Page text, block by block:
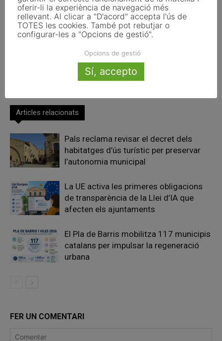
Alcaldes de Junts fan saber a
L’AMB i l’ajuntament de Sant
Cugat firmen el conveni pel
Articles relacionats
Pals reclama revisar el decret dels
habitatges d’ús turístic per preservar
l’autonomia municipal
La UE activa les primeres obligacions
de transparència de la Llei d’IA que
afecten els ajuntaments
El Pla de Barris mobilitza 117 municipis
catalans per impulsar la regeneració
urbana
FER UN COMENTARI
oferir-li la experiència de navegació més
rellevant. Al clicar a "D'acord" accepta l'ús de
TOTES les cookies. També pot rebutjar o
configurar-les a "Opcions de gestió".
Opcions de gestió
Sí, accepto